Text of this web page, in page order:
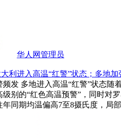
华人网管理员
利进入高温“红警”状态；多地
频发 多地进入高温“红警”状态
别的“红色高温预警”，同时对
年同期均温偏高7至8摄氏度，局